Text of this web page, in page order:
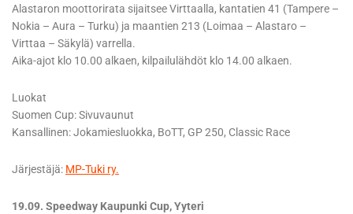
Alastaron moottorirata sijaitsee Virttaalla, kantatien 41 (Tampere –
Nokia – Aura – Turku) ja maantien 213 (Loimaa – Alastaro –
Virttaa – Säkylä) varrella.
Aika-ajot klo 10.00 alkaen, kilpailulähdöt klo 14.00 alkaen.
Luokat
Suomen Cup: Sivuvaunut
Kansallinen: Jokamiesluokka, BoTT, GP 250, Classic Race
Järjestäjä: MP-Tuki ry.
19.09. Speedway Kaupunki Cup, Yyteri